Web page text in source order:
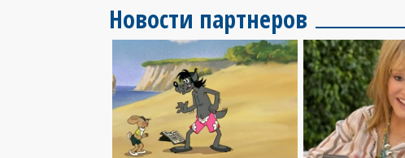
Новости партнеров